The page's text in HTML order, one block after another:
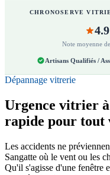
CHRONOSERVE
4.9
Note moyenne
Artisans Qualifiés /
Dépannage vitrerie
Urgence vitrier
rapide pour tout
Les accidents ne
Sangatte où le vent ou les
Qu'il s'agisse d'une fenêtre